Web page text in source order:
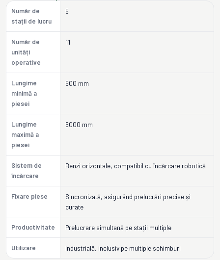
Număr de
stații de lucru
5
Număr de
unități
operative
11
Lungime
minimă a
piesei
500 mm
Lungime
maximă a
piesei
5000 mm
Sistem de
încărcare
Benzi orizontale, compatibil cu încărcare robotică
Fixare piese
Sincronizată, asigurând prelucrări precise și
curate
Productivitate Prelucrare simultană pe stații multiple
Utilizare Industrială, inclusiv pe multiple schimburi